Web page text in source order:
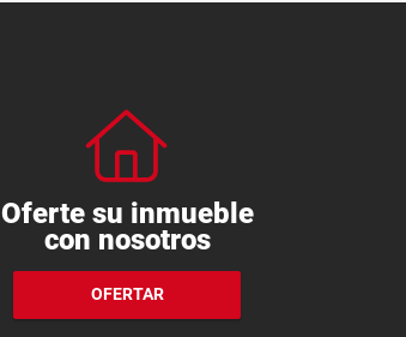
Oferte su inmueble
con nosotros
OFERTAR